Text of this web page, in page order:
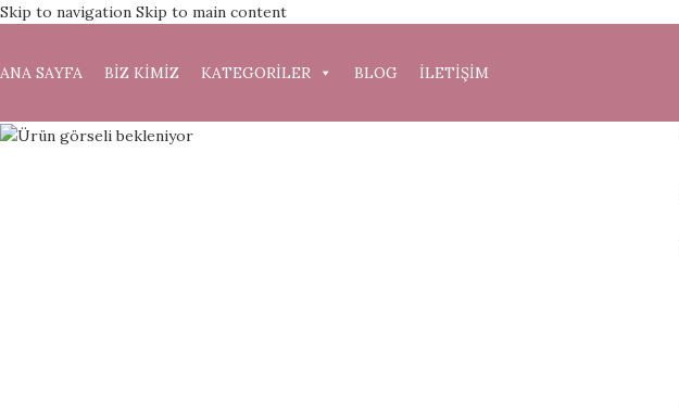
Skip to navigation Skip to main content
ANA SAYFA BİZ KİMİZ KATEGORİLER BLOG İLETİŞİM
-14%